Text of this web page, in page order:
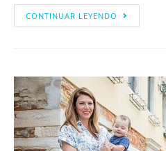
CONTINUAR LEYENDO